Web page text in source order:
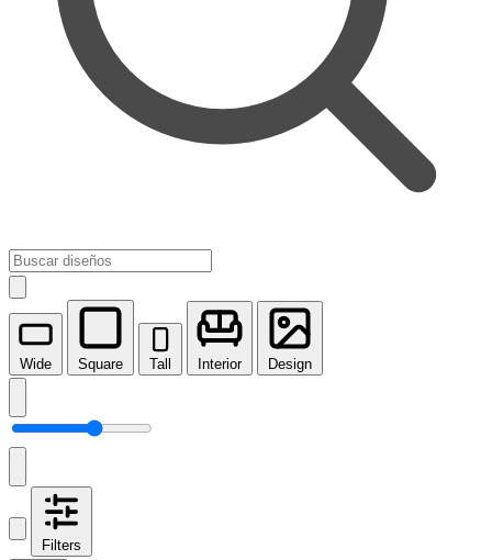
Wide Square Tall Interior Design
Filters